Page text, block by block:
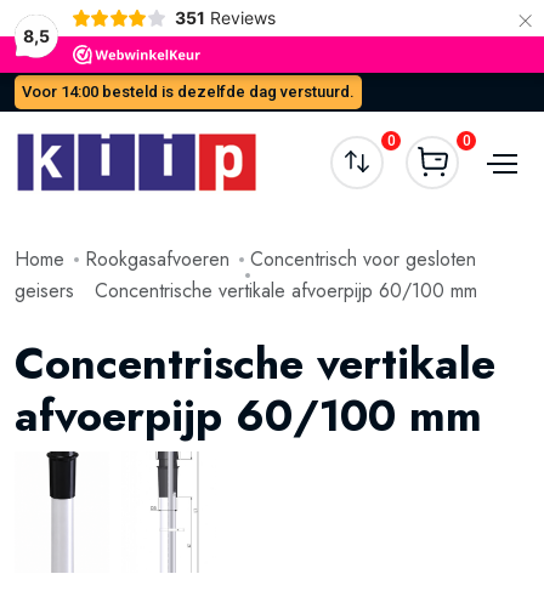
8,5
351 Reviews ×
Voor 14:00 besteld is dezelfde dag verstuurd.
0 0
Home Rookgasafvoeren
Concentrisch voor gesloten
geisers
Concentrische vertikale afvoerpijp 60/100 mm
Concentrische vertikale
afvoerpijp 60/100 mm